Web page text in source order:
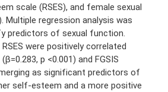
scale (RSES), and female sexual
Multiple regression analysis was
predictors of sexual function.
RSES were positively correlated
p <0.001) and FGSIS
as significant predictors of
self-esteem and a more positive